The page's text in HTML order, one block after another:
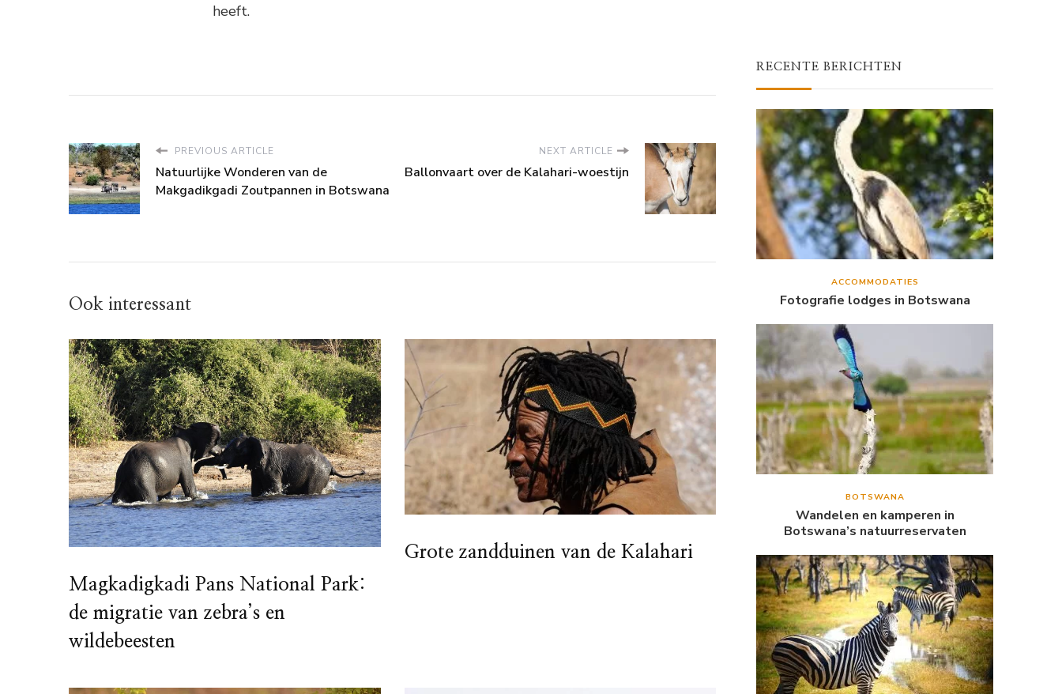
heeft.
PREVIOUS ARTICLE
Natuurlijke Wonderen van de
Makgadikgadi Zoutpannen in Botswana
NEXT ARTICLE
Ballonvaart over de Kalahari-woestijn
Ook interessant
Magkadigkadi Pans National Park:
de migratie van zebra’s en
wildebeesten
Grote zandduinen van de Kalahari
RECENTE BERICHTEN
ACCOMMODATIES
Fotografie lodges in Botswana
BOTSWANA
Wandelen en kamperen in
Botswana’s natuurreservaten